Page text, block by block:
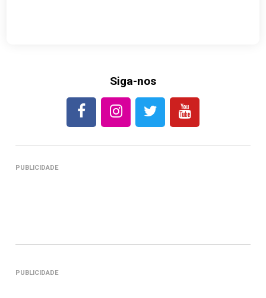
Siga-nos
PUBLICIDADE
PUBLICIDADE